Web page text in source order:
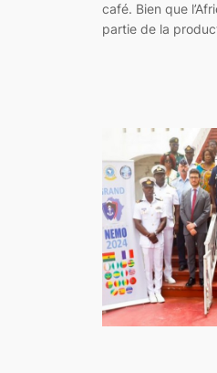
café. Bien que
partie de la